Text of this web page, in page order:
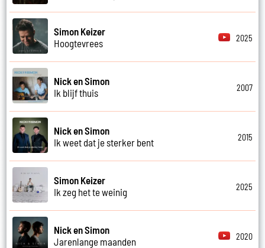
Simon Keizer
Hoogtevrees
2025
Nick en Simon
Ik blijf thuis
2007
Nick en Simon
Ik weet dat je sterker bent
2015
Simon Keizer
Ik zeg het te weinig
2025
Nick en Simon
Jarenlange maanden
2020